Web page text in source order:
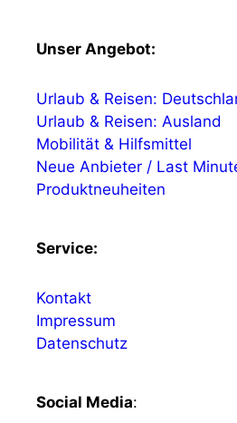
Unser Angebot:
Urlaub & Reisen:
Urlaub & Reisen: Ausland
Mobilität & Hilfsmittel
Neue Anbieter / Last
Produktneuheiten
Service:
Kontakt
Impressum
Datenschutz
Social Media: